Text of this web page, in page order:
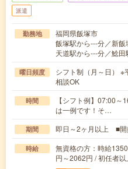
派遣
勤務地
福岡県飯塚市
飯塚駅から---分／新
天道駅から---分／鯰
曜日頻度
シフト制（月～日） ※
相談OK
時間
【シフト例】07:00
は一例です！そ…
期間 即日～2ヶ月以上 ■開
時給
無資格の方：時給
円～2062円 / 初任者